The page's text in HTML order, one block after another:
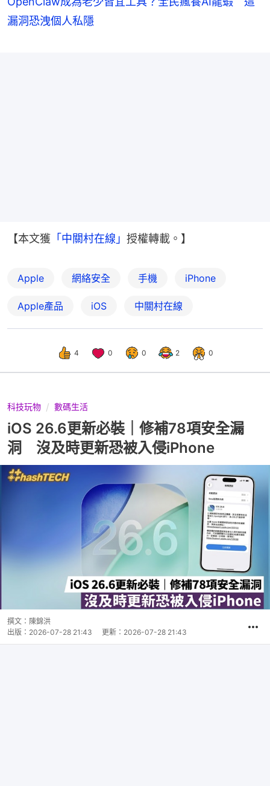
漏洞恐洩個人私隱
【本文獲 「中關村在線」 授權轉載。】
Apple 網絡安全 手機 iPhone
Apple產品 iOS 中關村在線
4 0 0 2 0
科技玩物 數碼生活
iOS 26.6更新必裝｜修補78項安全漏
洞 沒及時更新恐被入侵iPhone
撰文： 陳錦洪
出版： 2026-07-28 21:43 更新： 2026-07-28 21:43